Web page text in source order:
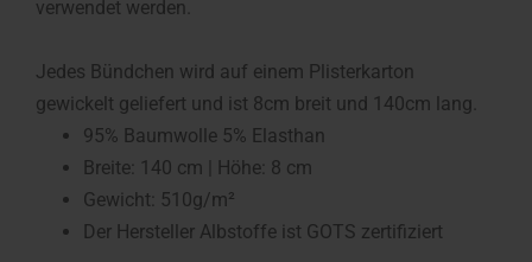
verwendet werden.
Jedes Bündchen wird auf einem Plisterkarton
gewickelt geliefert und ist 8cm breit und 140cm lang.
95% Baumwolle 5% Elasthan
Breite: 140 cm | Höhe: 8 cm
Gewicht: 510g/m²
Der Hersteller Albstoffe ist GOTS zertifiziert